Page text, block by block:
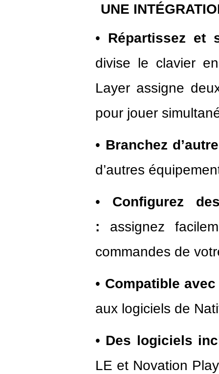
UNE INTÉGRA
• Répartissez et
divise le clavier
Layer assigne
pour jouer
• Branchez
d’autres
• Configurez
: assignez
commandes de
• Compatible
aux logiciels de
• Des logiciels
LE et Novation